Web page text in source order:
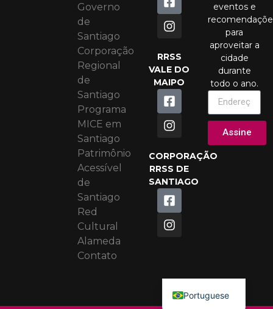
Governo
de
Santiago
Corporação
Regional
de
Santiago
Programa
MICE em
Santiago
Patrimônio
Acessível
de
Santiago
Red
Cultural
Alameda
Contato
RRSS
VALE DO
MAIPO
CORPORAÇÃO
RRSS DE
SANTIAGO
eventos e
para
aproveitar a
cidade
durante
todo o ano.
Assine
Portuguese